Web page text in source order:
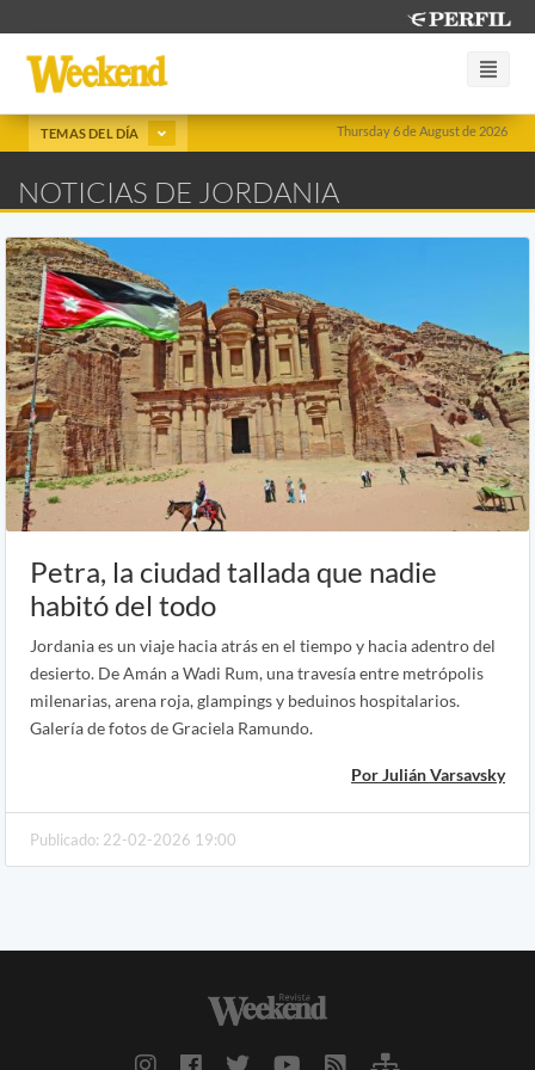
Thursday 6 de August de 2026
TEMAS DEL DÍA
NOTICIAS DE JORDANIA
Petra, la ciudad tallada que nadie
habitó del todo
Jordania es un viaje hacia atrás en el tiempo y hacia adentro del
desierto. De Amán a Wadi Rum, una travesía entre metrópolis
milenarias, arena roja, glampings y beduinos hospitalarios.
Galería de fotos de Graciela Ramundo.
Por Julián Varsavsky
Publicado: 22-02-2026 19:00